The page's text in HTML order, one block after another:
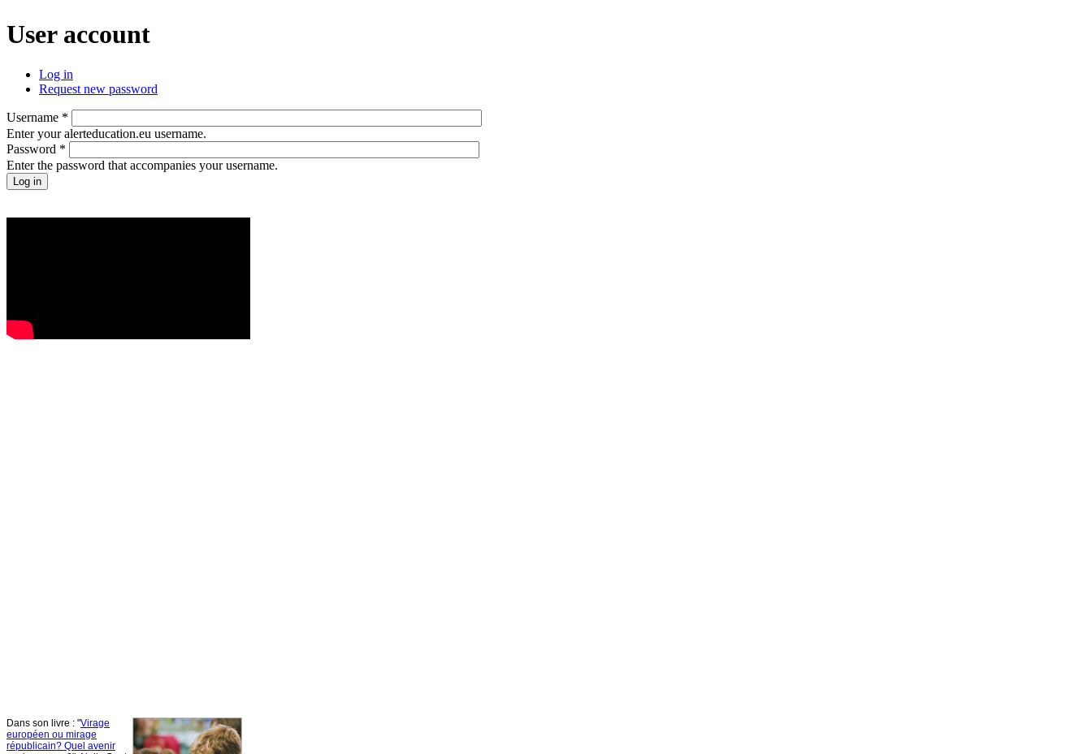
User account
Log in
Request new password
Username *
Enter your alerteducation.eu username.
Password *
Enter the password that accompanies your username.
Dans son livre : "Virage
européen ou mirage
républicain? Quel avenir